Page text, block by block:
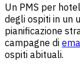
Un PMS per
degli ospiti in un
pianificazione
campagne di
ospiti abituali.